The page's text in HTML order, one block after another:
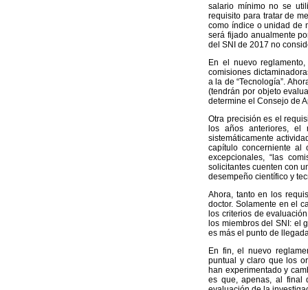
salario mínimo no se
requisito para tratar de
como índice o unidad de
será fijado anualmente
del SNI de 2017 no
En el nuevo
comisiones
a la de “Tecnología”.
(tendrán por objeto
determine el Consejo de
Otra precisión es el
los años anteriores, el
sistemáticamente
capítulo concerniente
excepcionales, “las
solicitantes cuenten con
desempeño científico y
Ahora, tanto en los
doctor. Solamente en el
los criterios de
los miembros del SNI: el
es más el punto de
En fin, el nuevo
puntual y claro que los
han experimentado y
es que, apenas, al final